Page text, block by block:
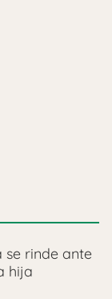
se rinde ante
hija